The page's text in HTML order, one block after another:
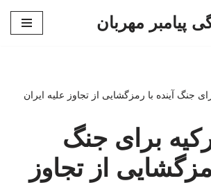
پیامبر مهربان
جنگ آینده با رمزگشایی از تجاوز علیه ایران
برای جنگ
از تجاوز